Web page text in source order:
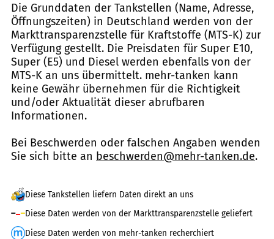
Die Grunddaten der Tankstellen (Name, Adresse,
Öffnungszeiten) in Deutschland werden von der
Markttransparenzstelle für Kraftstoffe (MTS-K) zur
Verfügung gestellt. Die Preisdaten für Super E10,
Super (E5) und Diesel werden ebenfalls von der
MTS-K an uns übermittelt. mehr-tanken kann
keine Gewähr übernehmen für die Richtigkeit
und/oder Aktualität dieser abrufbaren
Informationen.
Bei Beschwerden oder falschen Angaben wenden
Sie sich bitte an beschwerden@mehr-tanken.de.
Diese Tankstellen liefern Daten direkt an uns
Diese Daten werden von der Markttransparenzstelle geliefert
Diese Daten werden von mehr-tanken recherchiert